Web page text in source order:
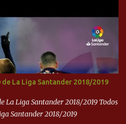
La Liga Santander 2018/2019
La Liga Santander 2018/2019 Todos
Santander 2018/2019